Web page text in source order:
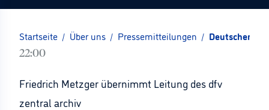
Startseite / Über uns / Pressemitteilungen / Deutscher
22:00
Friedrich Metzger übernimmt Leitung des dfv
zentral archiv